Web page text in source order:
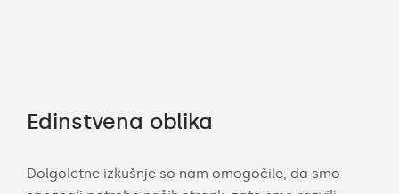
Edinstvena oblika
Dolgoletne izkušnje so nam omogočile, da smo